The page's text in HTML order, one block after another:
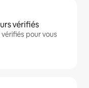
vérifiés
pour vous